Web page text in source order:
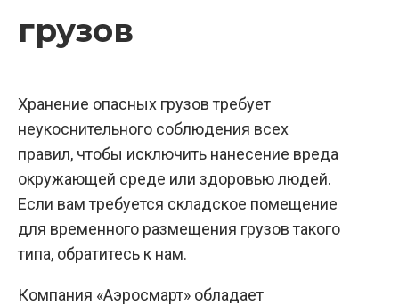
грузов
Хранение опасных грузов требует
неукоснительного соблюдения всех
правил, чтобы исключить нанесение вреда
окружающей среде или здоровью людей.
Если вам требуется складское помещение
для временного размещения грузов такого
типа, обратитесь к нам.
Компания «Аэросмарт» обладает